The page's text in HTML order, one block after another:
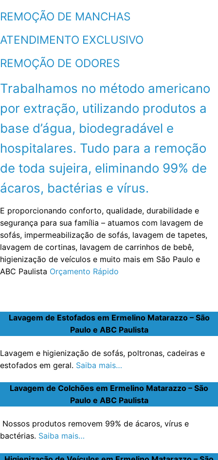
REMOÇÃO DE MANCHAS
ATENDIMENTO EXCLUSIVO
REMOÇÃO DE ODORES
Trabalhamos no método americano
por extração, utilizando produtos a
base d’água, biodegradável e
hospitalares. Tudo para a remoção
de toda sujeira, eliminando 99% de
ácaros, bactérias e vírus.
E proporcionando conforto, qualidade, durabilidade e
segurança para sua família – atuamos com lavagem de
sofás, impermeabilização de sofás, lavagem de tapetes,
lavagem de cortinas, lavagem de carrinhos de bebê,
higienização de veículos e muito mais em São Paulo e
ABC Paulista Orçamento Rápido
Lavagem de Estofados em Ermelino Matarazzo – São
Paulo e ABC Paulista
Lavagem e higienização de sofás, poltronas, cadeiras e
estofados em geral. Saiba mais…
Lavagem de Colchões em Ermelino Matarazzo – São
Paulo e ABC Paulista
Nossos produtos removem 99% de ácaros, vírus e
bactérias. Saiba mais…